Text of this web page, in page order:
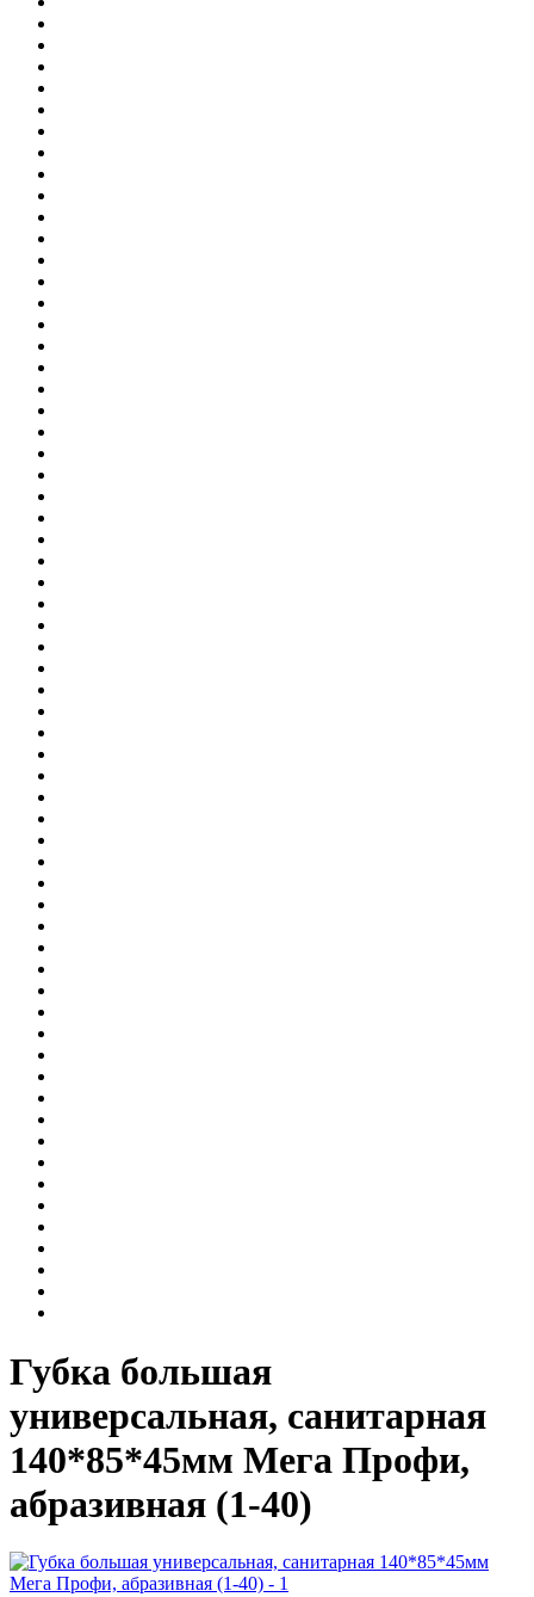
Губка большая
универсальная, санитарная
140*85*45мм Мега Профи,
абразивная (1-40)